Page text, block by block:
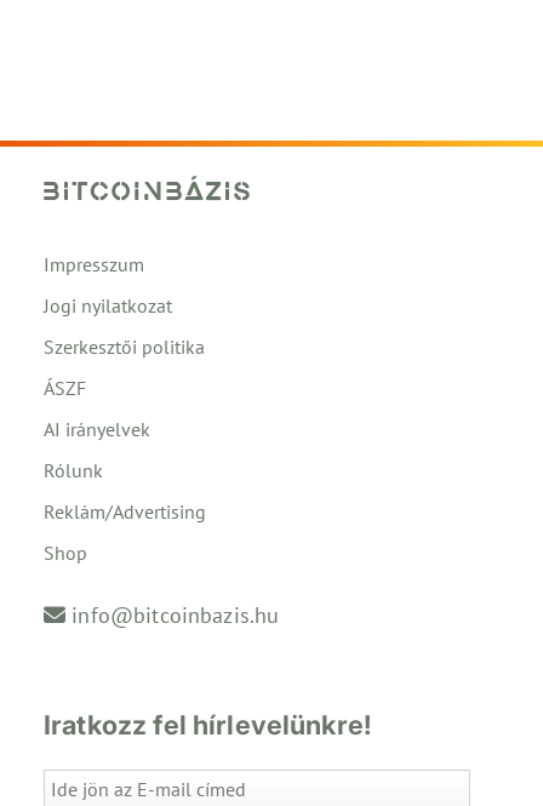
Impresszum
Jogi nyilatkozat
Szerkesztői politika
ÁSZF
AI irányelvek
Rólunk
Reklám/Advertising
Shop
info@bitcoinbazis.hu
Iratkozz fel hírlevelünkre!